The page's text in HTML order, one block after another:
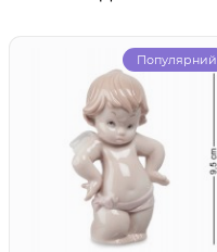
Популярний